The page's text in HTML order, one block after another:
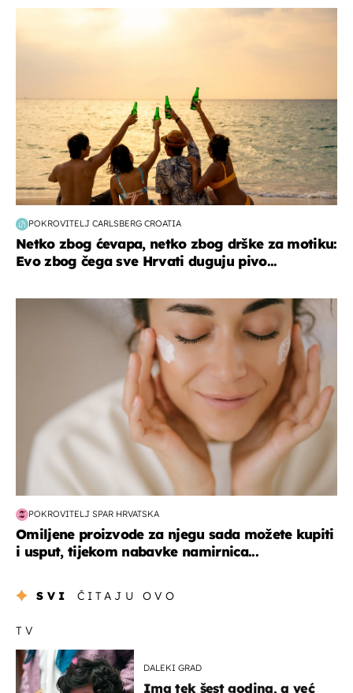
POKROVITELJ CARLSBERG CROATIA
Netko zbog ćevapa, netko zbog drške za motiku:
Evo zbog čega sve Hrvati duguju pivo...
moda & ljepota
POKROVITELJ SPAR HRVATSKA
Omiljene proizvode za njegu sada možete kupiti
i usput, tijekom nabavke namirnica...
SVI ČITAJU OVO
TV
DALEKI GRAD
Ima tek šest godina, a već